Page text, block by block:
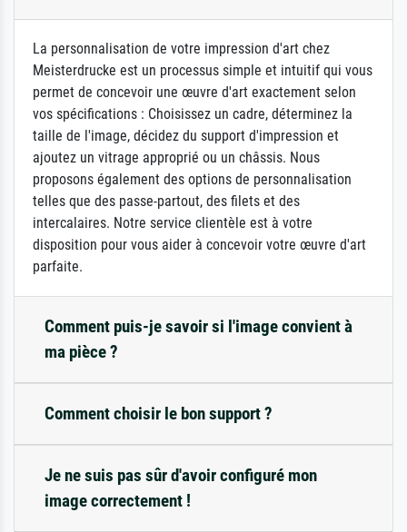
La personnalisation de votre impression d'art chez
Meisterdrucke est un processus simple et intuitif qui vous
permet de concevoir une œuvre d'art exactement selon
vos spécifications : Choisissez un cadre, déterminez la
taille de l'image, décidez du support d'impression et
ajoutez un vitrage approprié ou un châssis. Nous
proposons également des options de personnalisation
telles que des passe-partout, des filets et des
intercalaires. Notre service clientèle est à votre
disposition pour vous aider à concevoir votre œuvre d'art
parfaite.
Comment puis-je savoir si l'image convient à
ma pièce ?
Comment choisir le bon support ?
Je ne suis pas sûr d'avoir configuré mon
image correctement !